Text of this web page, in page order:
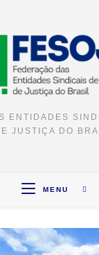
ENTIDADES
JUSTIÇA DO
MENU